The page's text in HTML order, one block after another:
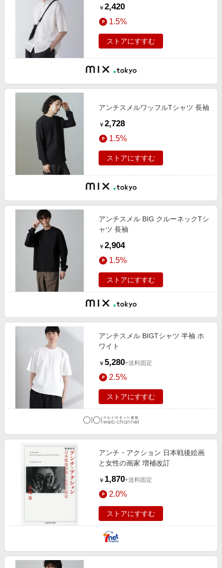
￥ 2,420
1.5%
ストアにすすむ
アンチスメルワッフルTシャツ 長袖
￥ 2,728
1.5%
ストアにすすむ
アンチスメル BIG クルーネックTシ
ャツ 長袖
￥ 2,904
1.5%
ストアにすすむ
アンチスメル BIGTシャツ 半袖 ホ
ワイト
￥ 5,280+送料固定
2.5%
ストアにすすむ
アンチ・アクション 日本戦後絵画
と女性の画家 増補改訂
￥ 1,870+送料固定
2.0%
ストアにすすむ